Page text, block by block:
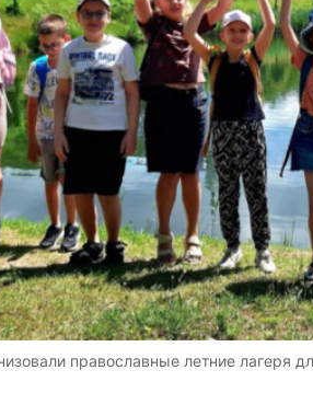
православные летние лагеря